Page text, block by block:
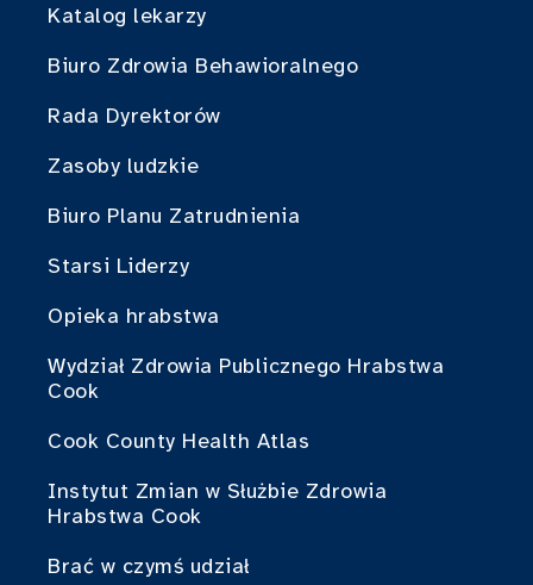
Katalog lekarzy
Biuro Zdrowia Behawioralnego
Rada Dyrektorów
Zasoby ludzkie
Biuro Planu Zatrudnienia
Starsi Liderzy
Opieka hrabstwa
Wydział Zdrowia Publicznego Hrabstwa
Cook
Cook County Health Atlas
Instytut Zmian w Służbie Zdrowia
Hrabstwa Cook
Brać w czymś udział